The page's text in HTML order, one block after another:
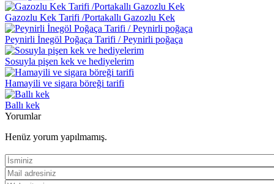
Gazozlu Kek Tarifi /Portakallı Gazozlu Kek
Peynirli İnegöl Poğaça Tarifi / Peynirli poğaça
Sosuyla pişen kek ve hediyelerim
Hamayili ve sigara böreği tarifi
Ballı kek
Yorumlar
Henüz yorum yapılmamış.